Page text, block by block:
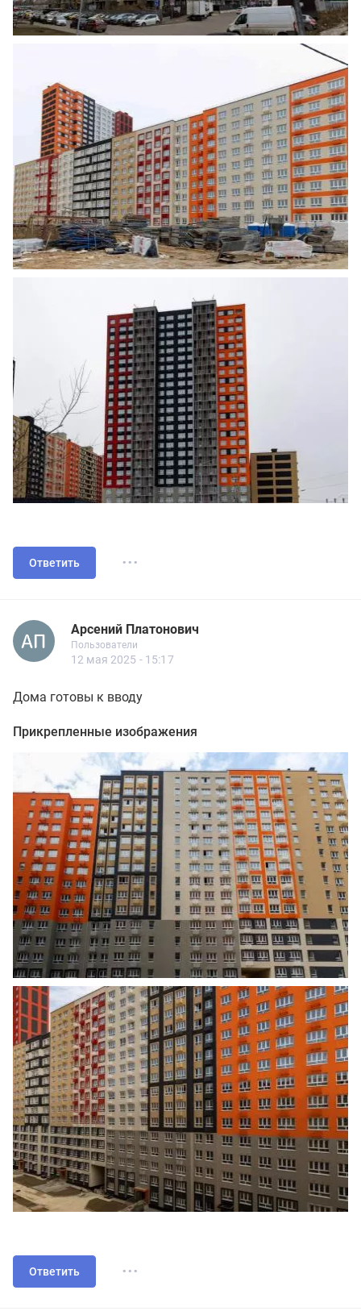
Ответить ...
Арсений Платонович
Арсений Платонович
Пользователи
Новичок
Пользователи
5 сообщений
12 мая 2025 - 15:17
Дома готовы к вводу
Прикрепленные изображения
Ответить ...